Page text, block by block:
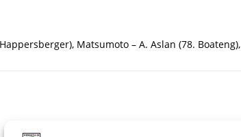
Matsumoto – A. Aslan (78. Boateng),